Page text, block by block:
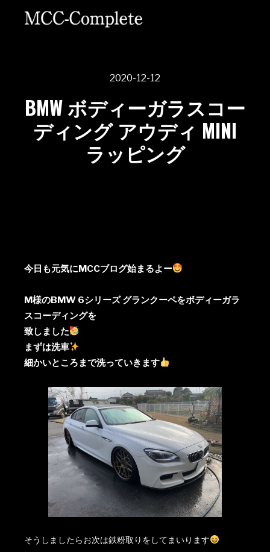
2020-12-12
BMW ボディーガラスコー
ディング アウディ MINI
ラッピング
今日も元気にMCCブログ始まるよー
M様のBMW 6シリーズ グランクーペをボディーガラ
スコーディングを
致しました
まずは洗車
細かいところまで洗っていきます
そうしましたらお次は鉄粉取りをしてまいります